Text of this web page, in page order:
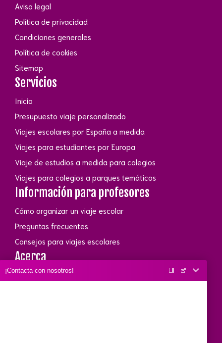
Aviso legal
Política de privacidad
Condiciones generales
Política de cookies
Sitemap
Servicios
Inicio
Presupuesto viaje personalizado
Viajes escolares por España a medida
Viajes para estudiantes por Europa
Viaje de estudios a medida para colegios
Viajes para colegios a parques temáticos
Información para profesores
Cómo organizar un viaje escolar
Preguntas frecuentes
Consejos para viajes escolares
Acerca
Conócenos
¡Contacta con nosotros!